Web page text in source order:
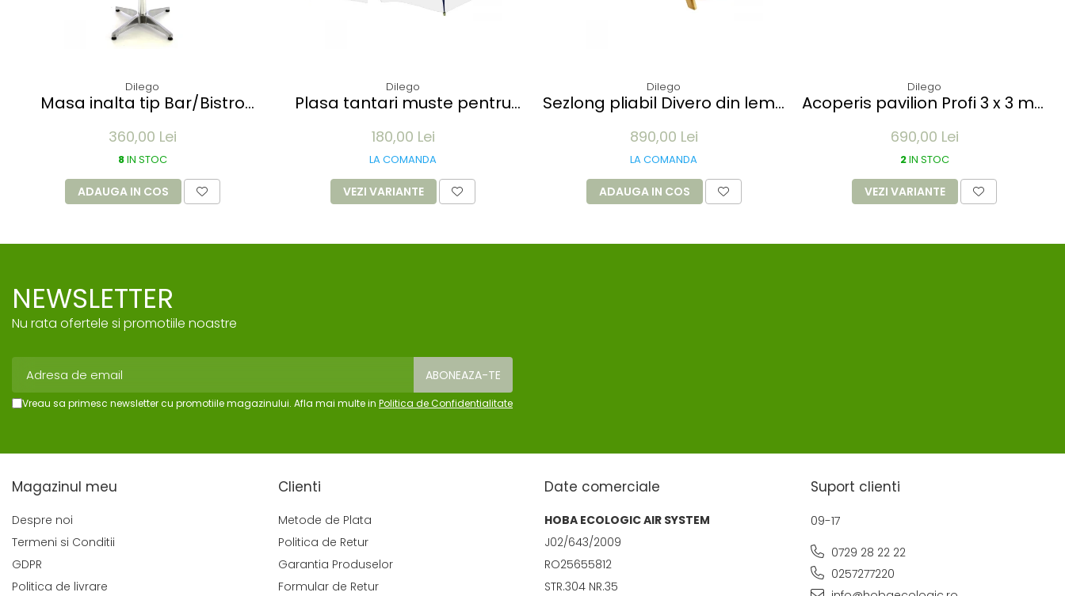
Dilego
Masa inalta tip Bar/Bistro
optic crom
360,00 Lei
8IN STOC
ADAUGA IN COS
Dilego
Plasa tantari muste pentru
culoare alb
180,00 Lei
LA COMANDA
VEZI VARIANTE
Dilego
Sezlong pliabil Divero din lemn
cu roti
890,00 Lei
LA COMANDA
ADAUGA IN COS
Dilego
Acoperis pavilion Profi 3 x 3 m -
690,00 Lei
2IN STOC
VEZI VARIANTE
NEWSLETTER
Nu rata ofertele si promotiile noastre
Vreau sa primesc newsletter cu promotiile magazinului. Afla mai multe in Politica de Confidentialitate
Magazinul meu
Despre noi
Termeni si Conditii
GDPR
Politica de livrare
Clienti
Metode de Plata
Politica de Retur
Garantia Produselor
Formular de Retur
Date comerciale
HOBA ECOLOGIC AIR SYSTEM
J02/643/2009
RO25655812
STR.304 NR.35
Suport clienti
09-17
0729 28 22 22
0257277220